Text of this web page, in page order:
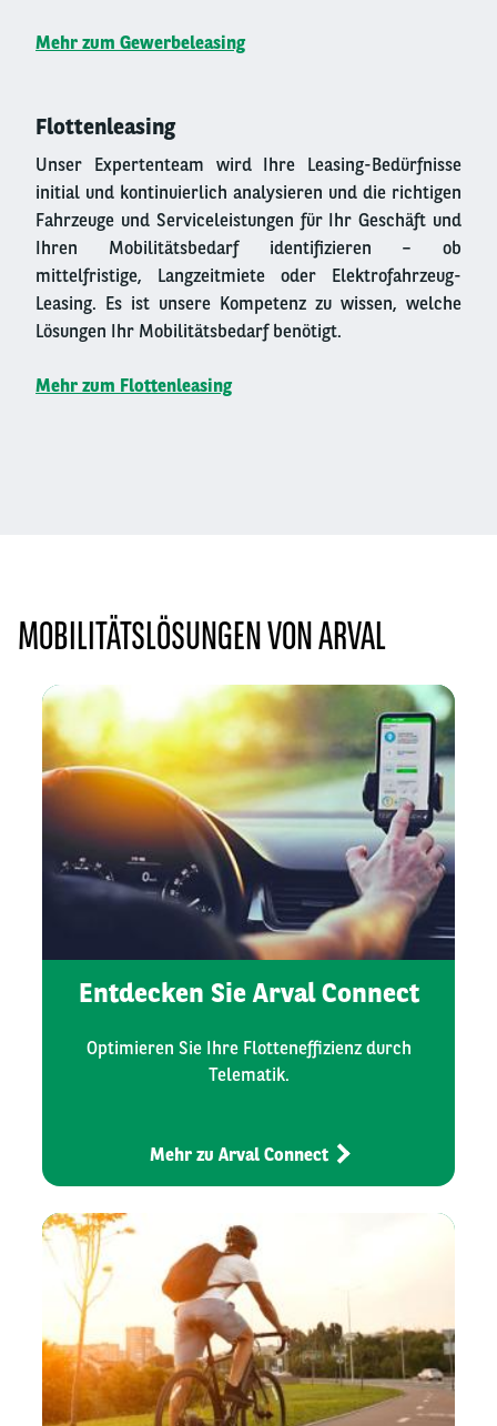
Mehr zum Gewerbeleasing
Flottenleasing
Unser Expertenteam wird Ihre Leasing-Bedürfnisse
initial und kontinuierlich analysieren und die richtigen
Fahrzeuge und Serviceleistungen für Ihr Geschäft und
Ihren Mobilitätsbedarf identifizieren – ob
mittelfristige, Langzeitmiete oder Elektrofahrzeug-
Leasing. Es ist unsere Kompetenz zu wissen, welche
Lösungen Ihr Mobilitätsbedarf benötigt.
Mehr zum Flottenleasing
MOBILITÄTSLÖSUNGEN VON ARVAL
Entdecken Sie Arval Connect
Optimieren Sie Ihre Flotteneffizienz durch
Telematik.
Mehr zu Arval Connect